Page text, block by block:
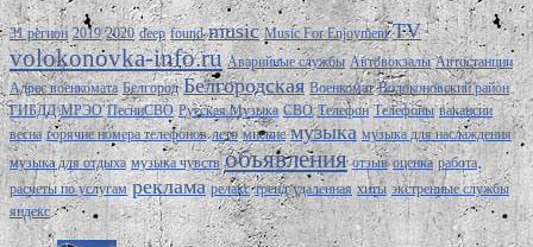
31 регион 2019 2020 deep found music Music For Enjoyment TV
volokonovka-info.ru Аварийные службы Автовокзалы Автостанции
Адрес военкомата Белгород Белгородская Военкомат Волоконовский район
ГИБДД МРЭО ПесниСВО Русская Музыка СВО Телефон Телефоны вакансии
весна горячие номера телефонов лето мнение музыка музыка для наслаждения
музыка для отдыха музыка чувств объявления отзыв оценка работа
расчеты по услугам реклама релакс тренд удаленная хиты экстренные службы
яндекс